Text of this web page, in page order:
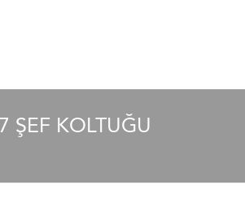
ŞEF KOLTUĞU